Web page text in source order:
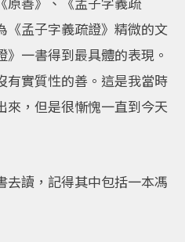
《孟子字義疏證》精微的文
一書得到最具體的表現。
有實質性的善。這是我當時
來，但是很慚愧一直到今天
去讀，記得其中包括一本馮